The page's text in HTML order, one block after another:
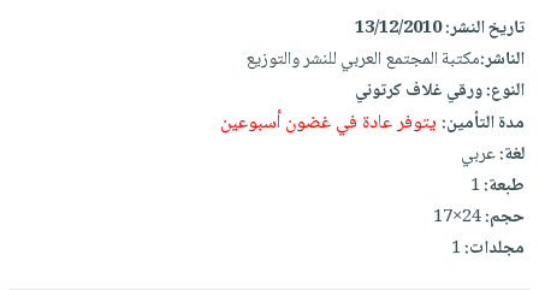
books
على
Android
تحميل
iKitab
على
Apple
masmu3
على
Apple
جوائز
أجهزة
العناية
الشخصية
العناية
وتصفيف
الشعر
العناية
المطبخ
والسفرة
جديد
الكل
أواني
الطهي
أدوات
متجر
الهدايا
تاريخ النشر:13/12/2010
الناشر:مكتبة المجتمع العربي للنشر والتوزيع
النوع:ورقي غلاف كرتوني
مدة التأمين:يتوفر عادة في غضون أسبوعين
لغة:عربي
طبعة:1
حجم:24×17
مجلدات:1